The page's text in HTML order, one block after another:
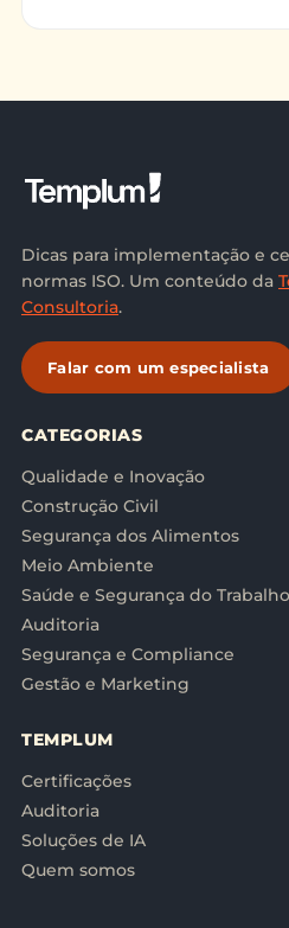
dar sua opinião.
Dicas para implementação e
normas ISO. Um conteúdo da
Consultoria.
Falar com um especialista
CATEGORIAS
Qualidade e Inovação
Construção Civil
Segurança dos Alimentos
Meio Ambiente
Saúde e Segurança do Trabalho
Auditoria
Segurança e Compliance
Gestão e Marketing
TEMPLUM
Certificações
Auditoria
Soluções de IA
Quem somos